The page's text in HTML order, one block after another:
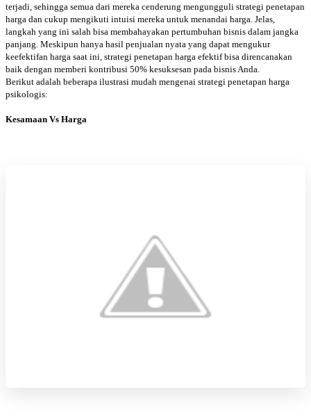
terjadi, sehingga semua dari mereka cenderung mengungguli strategi penetapan
harga dan cukup mengikuti intuisi mereka untuk menandai harga. Jelas,
langkah yang ini salah bisa membahayakan pertumbuhan bisnis dalam jangka
panjang. Meskipun hanya hasil penjualan nyata yang dapat mengukur
keefektifan harga saat ini, strategi penetapan harga efektif bisa direncanakan
baik dengan memberi kontribusi 50% kesuksesan pada bisnis Anda.
Berikut adalah beberapa ilustrasi mudah mengenai strategi penetapan harga
psikologis:
Kesamaan Vs Harga